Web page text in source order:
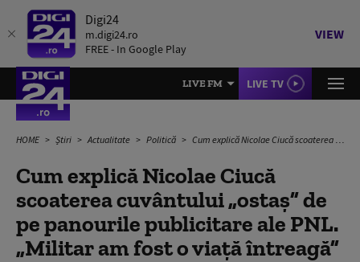
Digi24
m.digi24.ro
FREE - In Google Play
VIEW
LIVE FM LIVE TV
HOME Știri Actualitate Politică Cum explică Nicolae Ciucă scoaterea cuvântului „ostaș” de pe panourile publicitare ale PNL. „Militar am fost o viață întreagă”
Cum explică Nicolae Ciucă
scoaterea cuvântului „ostaș” de
pe panourile publicitare ale PNL.
„Militar am fost o viață întreagă”